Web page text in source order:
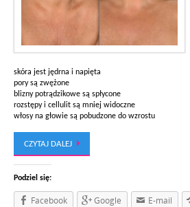
skóra jest jędrna i napięta
pory są zwężone
blizny potrądzikowe są spłycone
rozstępy i cellulit są mniej widoczne
włosy na głowie są pobudzone do wzrostu
CZYTAJ DALEJ
Podziel się:
Facebook Google E-mail